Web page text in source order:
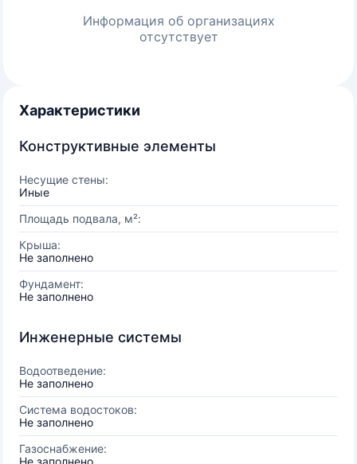
Информация об организациях
отсутствует
Характеристики
Конструктивные элементы
Несущие стены:
Иные
Площадь подвала, м²:
Крыша:
Не заполнено
Фундамент:
Не заполнено
Инженерные системы
Водоотведение:
Не заполнено
Система водостоков:
Не заполнено
Газоснабжение:
Не заполнено